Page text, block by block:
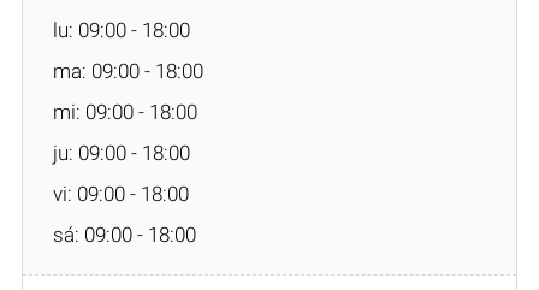
lu: 09:00 - 18:00
ma: 09:00 - 18:00
mi: 09:00 - 18:00
ju: 09:00 - 18:00
vi: 09:00 - 18:00
sá: 09:00 - 18:00